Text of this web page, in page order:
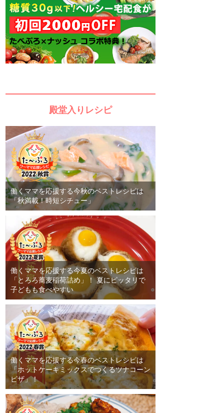
殿堂入りレシピ
働くママを応援する今秋のベストレシピは
「秋満載！時短シチュー」
働くママを応援する今夏のベストレシピは
「とろろ蕎麦稲荷詰め」！ 夏にピッタリで
子どもも食べやすい
働くママを応援する今春のベストレシピは
「ホットケーキミックスでつくるツナコーン
ピザ」！